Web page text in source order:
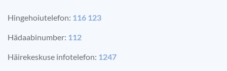
Hingehoiutelefon: 116 123
Hädaabinumber: 112
Häirekeskuse infotelefon: 1247